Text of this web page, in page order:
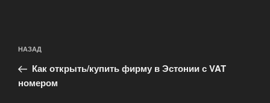
по
записям
Предыдущая
запись:
НАЗАД
Как открыть/купить фирму в Эстонии с VAT
номером